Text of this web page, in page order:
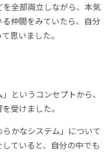
全部両立しながら、本気
仲間をみていたら、自分
思いました。
というコンセプトから、
受けました。
かなシステム」について
ていると、自分の中でも